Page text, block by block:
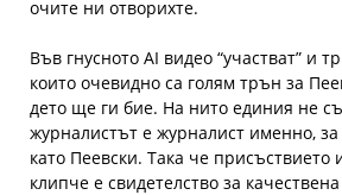
очите ни отворихте.
Във гнусното AI видео “участват” и
които очевидно са голям трън за
дето ще ги бие. На нито единия не
журналистът e журналист именно,
като Пеевски. Така че присъствието
клипче е свидетелство за